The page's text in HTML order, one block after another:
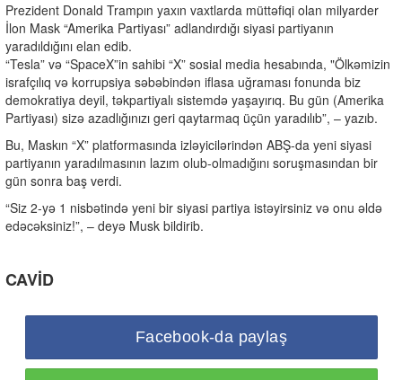
Prezident Donald Trampın yaxın vaxtlarda müttəfiqi olan milyarder
İlon Mask “Amerika Partiyası” adlandırdığı siyasi partiyanın
yaradıldığını elan edib.
“Tesla” və “SpaceX”in sahibi “X” sosial media hesabında, "Ölkəmizin
israfçılıq və korrupsiya səbəbindən iflasa uğraması fonunda biz
demokratiya deyil, təkpartiyalı sistemdə yaşayırıq. Bu gün (Amerika
Partiyası) sizə azadlığınızı geri qaytarmaq üçün yaradılıb”, – yazıb.
Bu, Maskın “X” platformasında izləyicilərindən ABŞ-da yeni siyasi
partiyanın yaradılmasının lazım olub-olmadığını soruşmasından bir
gün sonra baş verdi.
“Siz 2-yə 1 nisbətində yeni bir siyasi partiya istəyirsiniz və onu əldə
edəcəksiniz!”, – deyə Musk bildirib.
CAVİD
Facebook-da paylaş